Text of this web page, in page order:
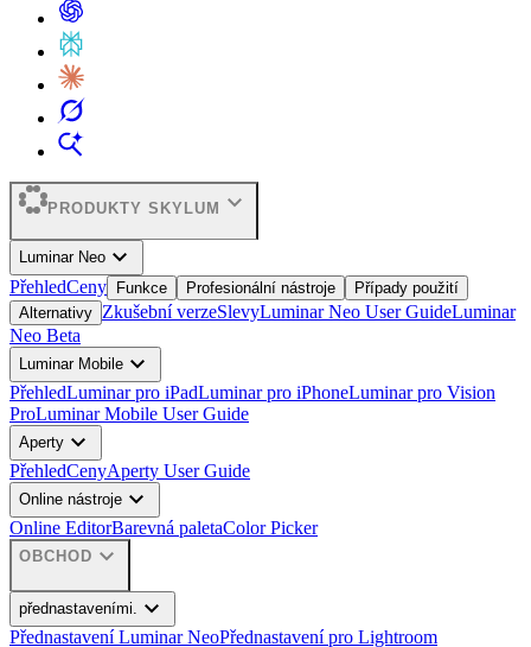
PRODUKTY SKYLUM expand_more
Luminar Neo expand_more
PřehledCeny Funkce Profesionální nástroje
Případy použití
Alternativy Zkušební verzeSlevyLuminar Neo User GuideLuminar
Neo Beta
Luminar Mobile expand_more
PřehledLuminar pro iPadLuminar pro iPhoneLuminar pro Vision
ProLuminar Mobile User Guide
Aperty expand_more
PřehledCenyAperty User Guide
Online nástroje expand_more
Online EditorBarevná paletaColor Picker
OBCHOD expand_more
přednastaveními. expand_more
Přednastavení Luminar NeoPřednastavení pro Lightroom